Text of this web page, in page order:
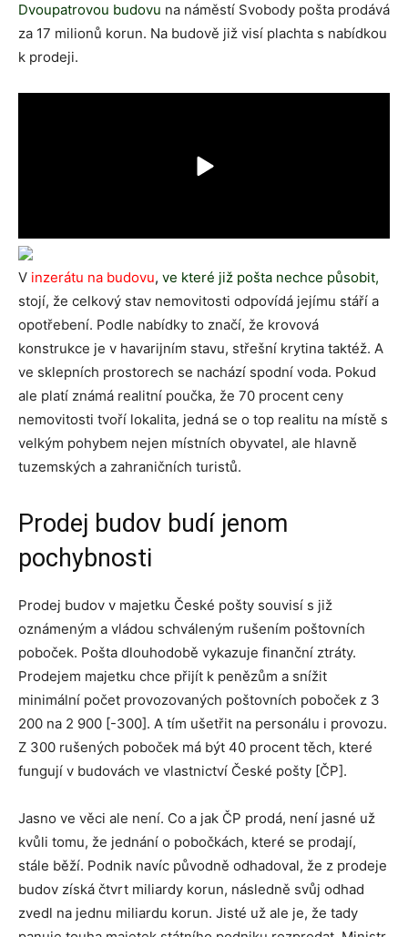
Dvoupatrovou budovu na náměstí Svobody pošta prodává
za 17 milionů korun. Na budově již visí plachta s nabídkou
k prodeji.
V inzerátu na budovu, ve které již pošta nechce působit,
stojí, že celkový stav nemovitosti odpovídá jejímu stáří a
opotřebení. Podle nabídky to značí, že krovová
konstrukce je v havarijním stavu, střešní krytina taktéž. A
ve sklepních prostorech se nachází spodní voda. Pokud
ale platí známá realitní poučka, že 70 procent ceny
nemovitosti tvoří lokalita, jedná se o top realitu na místě s
velkým pohybem nejen místních obyvatel, ale hlavně
tuzemských a zahraničních turistů.
Prodej budov budí jenom
pochybnosti
Prodej budov v majetku České pošty souvisí s již
oznámeným a vládou schváleným rušením poštovních
poboček. Pošta dlouhodobě vykazuje finanční ztráty.
Prodejem majetku chce přijít k penězům a snížit
minimální počet provozovaných poštovních poboček z 3
200 na 2 900 [-300]. A tím ušetřit na personálu i provozu.
Z 300 rušených poboček má být 40 procent těch, které
fungují v budovách ve vlastnictví České pošty [ČP].
Jasno ve věci ale není. Co a jak ČP prodá, není jasné už
kvůli tomu, že jednání o pobočkách, které se prodají,
stále běží. Podnik navíc původně odhadoval, že z prodeje
budov získá čtvrt miliardy korun, následně svůj odhad
zvedl na jednu miliardu korun. Jisté už ale je, že tady